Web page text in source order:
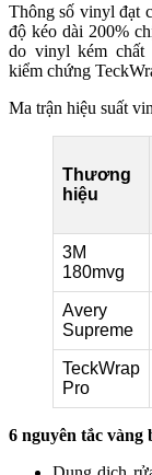
Thông số vinyl đạt
độ kéo dài 200%
do vinyl kém chất
kiểm chứng
Ma trận hiệu suất
Thương
hiệu
3M
180mvg
Avery
Supreme
TeckWrap
Pro
6 nguyên tắc vàng